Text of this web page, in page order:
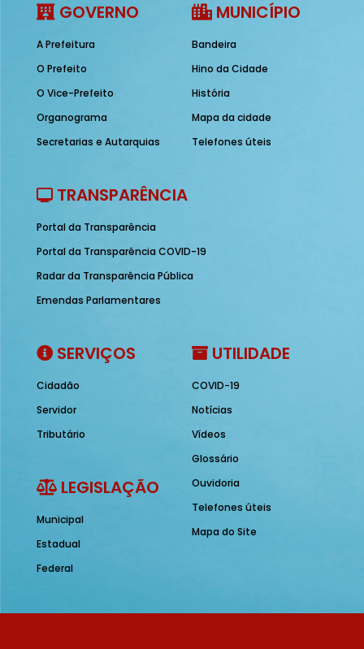
GOVERNO
A Prefeitura
O Prefeito
O Vice-Prefeito
Organograma
Secretarias e Autarquias
MUNICÍPIO
Bandeira
Hino da Cidade
História
Mapa da cidade
Telefones úteis
TRANSPARÊNCIA
Portal da Transparência
Portal da Transparência COVID-19
Radar da Transparência Pública
Emendas Parlamentares
SERVIÇOS
Cidadão
Servidor
Tributário
LEGISLAÇÃO
Municipal
Estadual
Federal
UTILIDADE
COVID-19
Notícias
Vídeos
Glossário
Ouvidoria
Telefones úteis
Mapa do Site